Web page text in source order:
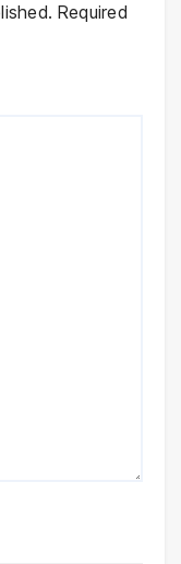
Required